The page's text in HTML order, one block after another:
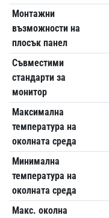
Монтажни
възможности на
плосък панел
Съвместими
стандарти за
монитор
Максимална
температура на
околната среда
Минимална
температура на
околната среда
Макс. околна